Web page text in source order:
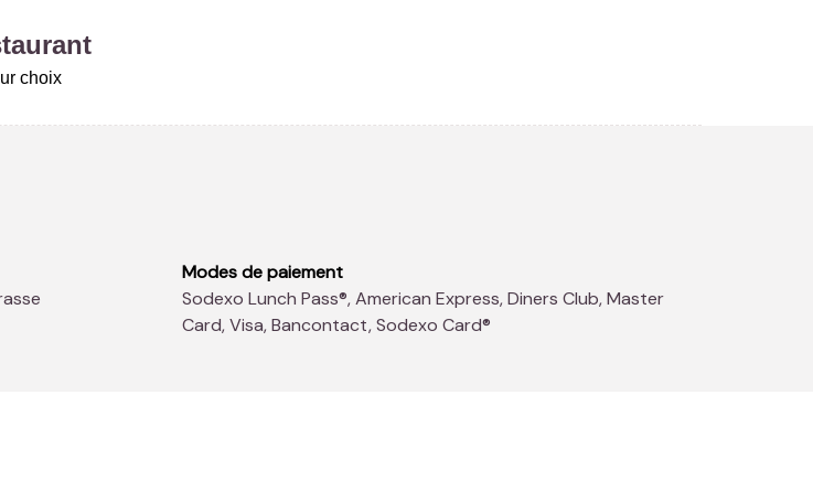
choix
Modes de paiement
Sodexo Lunch Pass®, American Express, Diners Club, Master
Card, Visa, Bancontact, Sodexo Card®